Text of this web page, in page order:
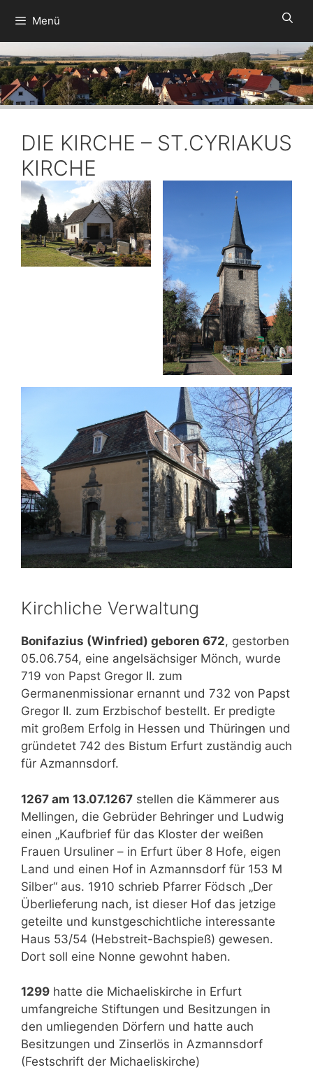
Inhalt
springen
Menü
DIE KIRCHE – ST.CYRIAKUS
KIRCHE
Kirchliche Verwaltung
Bonifazius (Winfried) geboren 672, gestorben
05.06.754, eine angelsächsiger Mönch, wurde
719 von Papst Gregor II. zum
Germanenmissionar ernannt und 732 von Papst
Gregor II. zum Erzbischof bestellt. Er predigte
mit großem Erfolg in Hessen und Thüringen und
gründetet 742 des Bistum Erfurt zuständig auch
für Azmannsdorf.
1267 am 13.07.1267 stellen die Kämmerer aus
Mellingen, die Gebrüder Behringer und Ludwig
einen „Kaufbrief für das Kloster der weißen
Frauen Ursuliner – in Erfurt über 8 Hofe, eigen
Land und einen Hof in Azmannsdorf für 153 M
Silber“ aus. 1910 schrieb Pfarrer Födsch „Der
Überlieferung nach, ist dieser Hof das jetzige
geteilte und kunstgeschichtliche interessante
Haus 53/54 (Hebstreit-Bachspieß) gewesen.
Dort soll eine Nonne gewohnt haben.
1299 hatte die Michaeliskirche in Erfurt
umfangreiche Stiftungen und Besitzungen in
den umliegenden Dörfern und hatte auch
Besitzungen und Zinserlös in Azmannsdorf
(Festschrift der Michaeliskirche)